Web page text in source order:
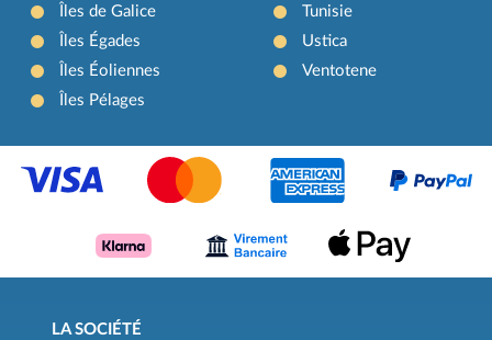
Îles de Galice
Îles Égades
Îles Éoliennes
Îles Pélages
Tunisie
Ustica
Ventotene
LA SOCIÉTÉ